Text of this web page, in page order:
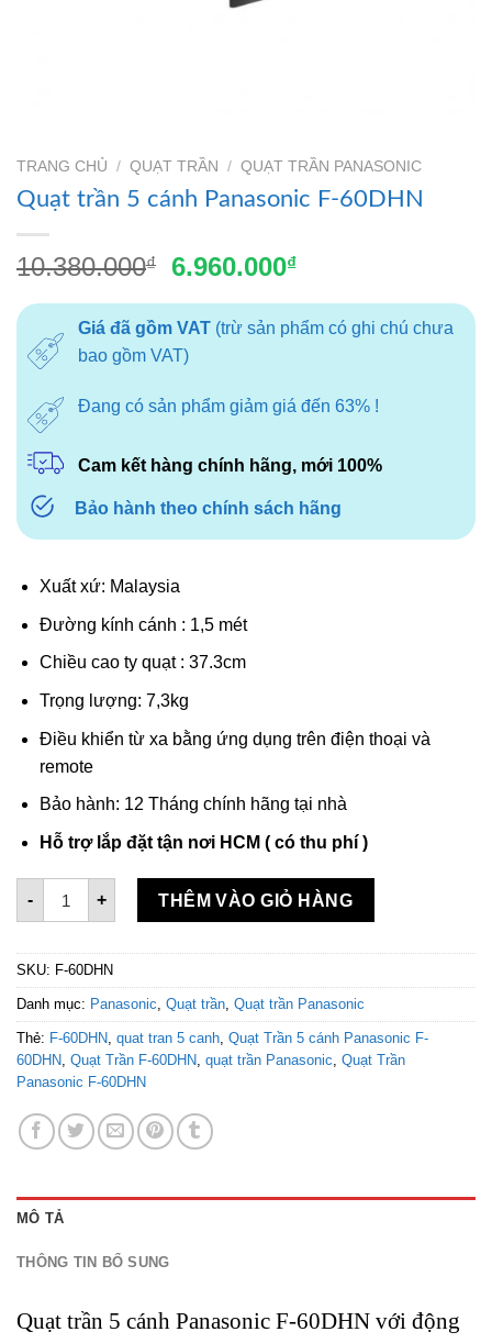
TRANG CHỦ / QUẠT TRẦN / QUẠT TRẦN PANASONIC
Quạt trần 5 cánh Panasonic F-60DHN
10.380.000₫
Giá
là:
10.380.000₫.
6.960.000₫Giá
tại
là:
Giá đã gồm VAT(trừ sản phẩm có ghi chú chưa
bao gồm VAT)
Đang có sản phẩm giảm giá đến 63% !
Cam kết hàng chính hãng, mới 100%
Bảo hành theo chính sách hãng
Xuất xứ: Malaysia
Đường kính cánh : 1,5 mét
Chiều cao ty quạt : 37.3cm
Trọng lượng: 7,3kg
Điều khiển từ xa bằng ứng dụng trên điện thoại và
remote
Bảo hành: 12 Tháng chính hãng tại nhà
Hỗ trợ lắp đặt tận nơi HCM ( có thu phí )
-
Quạt trần 5 cánh Panasonic F-60DHN số lượng
+ THÊM VÀO GIỎ HÀNG
SKU: F-60DHN
Danh mục: Panasonic, Quạt trần, Quạt trần Panasonic
Thẻ: F-60DHN, quat tran 5 canh, Quạt Trần 5 cánh Panasonic F-
60DHN, Quạt Trần F-60DHN, quạt trần Panasonic, Quạt Trần
Panasonic F-60DHN
MÔ TẢ
THÔNG TIN BỔ SUNG
Quạt trần 5 cánh Panasonic F-60DHN với động